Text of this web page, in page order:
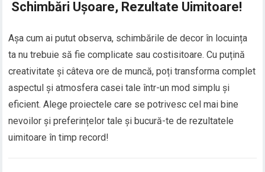
Schimbări Ușoare, Rezultate Uimitoare!
Așa cum ai putut observa, schimbările de decor în locuința
ta nu trebuie să fie complicate sau costisitoare. Cu puțină
creativitate și câteva ore de muncă, poți transforma complet
aspectul și atmosfera casei tale într-un mod simplu și
eficient. Alege proiectele care se potrivesc cel mai bine
nevoilor și preferințelor tale și bucură-te de rezultatele
uimitoare în timp record!